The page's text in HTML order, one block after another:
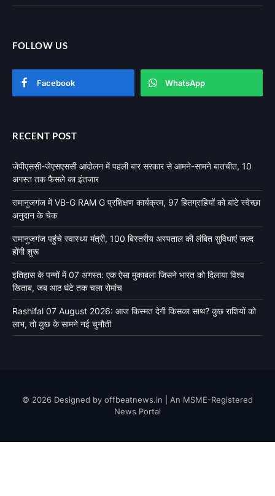
FOLLOW US
Facebook WhatsApp
RECENT POST
जेपीएससी-जेएसएससी आंदोलन में पहली बार सरकार से आमने-सामने बातचीत, 10
अगस्त तक फैसले का इंतजार
रामानुजगंज में VB-G RAM G प्रशिक्षण कार्यक्रम, 97 हितग्राहियों को बांटे स्वेच्छा
अनुदान के चेक
रामानुजगंज पहुंचे स्वास्थ्य मंत्री, 100 बिस्तरीय अस्पताल की लंबित सुविधाएं जल्द
होंगी शुरू
इतिहास के पन्नों में 07 अगस्त: एक ऐसा मुकाबला जिसने भारत को दिलाया विश्व
खिताब, जब आठ घंटे तक चला रोमांच
Rashifal 07 August 2026: आज किस्मत देगी किसका साथ? कुछ राशियों को
लाभ, तो कुछ के सामने नई चुनौती
© 2026 Designed by offbeatnews.in | An MSME-Registered
News Portal